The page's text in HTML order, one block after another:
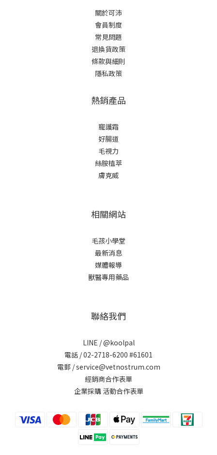
關於可沛
會員制度
常見問題
退換貨政策
條款與細則
隱私政策
熱銷產品
寵護霜
好腸道
毛視力
絲胺植萃
膚克威
相關網站
毛孩小學堂
最新消息
媒體報導
獸醫專用藥品
聯絡我們
LINE /@koolpal
電話 / 02-2718-6200 #61601
電郵 / service@vetnostrum.com
經銷商合作表單
企業採購 活動合作表單